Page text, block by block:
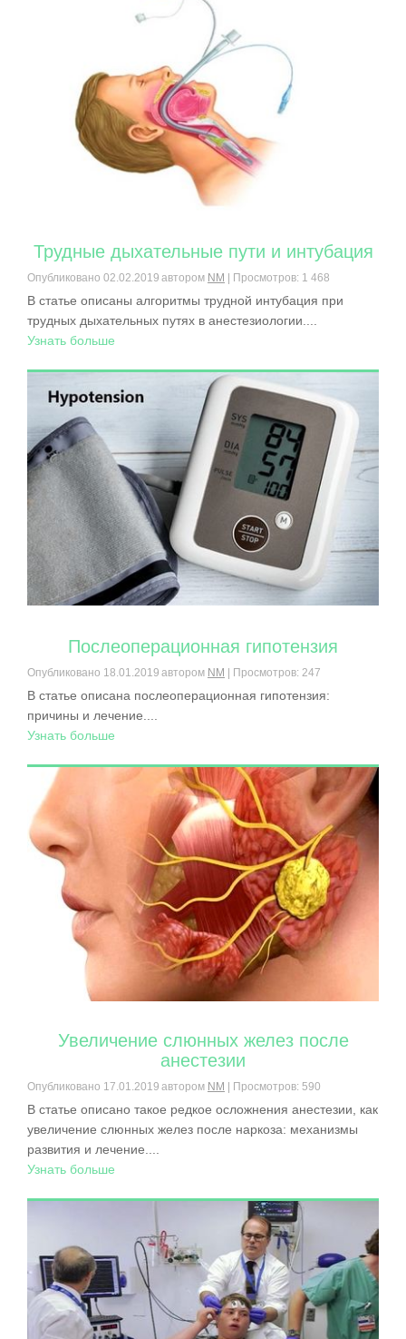
Трудные дыхательные пути и интубация
Опубликовано 02.02.2019 автором NM | Просмотров: 1 468
В статье описаны алгоритмы трудной интубация при
трудных дыхательных путях в анестезиологии....
Узнать больше
Послеоперационная гипотензия
Опубликовано 18.01.2019 автором NM | Просмотров: 247
В статье описана послеоперационная гипотензия:
причины и лечение....
Узнать больше
Увеличение слюнных желез после
анестезии
Опубликовано 17.01.2019 автором NM | Просмотров: 590
В статье описано такое редкое осложнения анестезии, как
увеличение слюнных желез после наркоза: механизмы
развития и лечение....
Узнать больше